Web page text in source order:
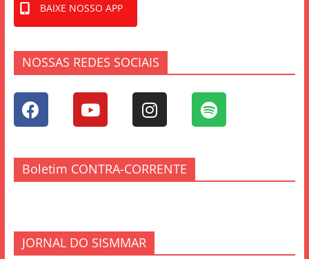
BAIXE NOSSO APP
NOSSAS REDES SOCIAIS
Boletim CONTRA-CORRENTE
JORNAL DO SISMMAR